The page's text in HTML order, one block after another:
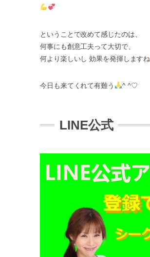
ということで改めて感じたのは、
何事にも創意工夫って大切で、
何より楽しいし 効果を発揮しますね
今日も来てくれて有難う ^ ^♡
LINE公式